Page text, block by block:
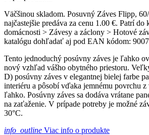
Väčšinou skladom. Posuvný Záves Flipp,
najčastejšie predáva za cenu 1.00 €. Patrí do
domácnosti > Závesy a záclony > Hotové
katalógu dohľadať aj pod EAN kódom:
Tento jednoduchý posúvny záves je ľahko
nový vzhľad vášho obytného priestoru.
D) posúvny záves v elegantnej bielej farbe
interiéru a pôsobí vďaka jemnému povrchu z
ľahko. Posúvny záves sa dodáva vrátane
na zaťaženie. V prípade potreby je možné
30°C.
info_outline Viac info o produkte